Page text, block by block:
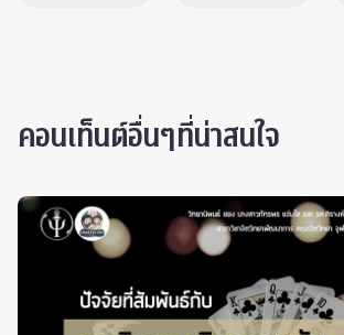
คอนเท็นต์อื่นๆที่น่าสนใจ